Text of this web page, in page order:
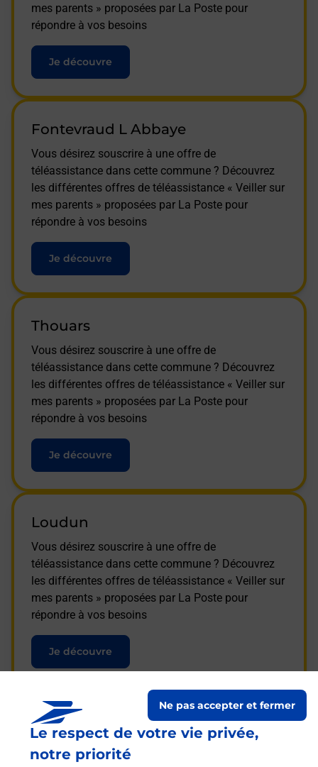
Le respect de votre vie privée,
notre priorité
Ne pas accepter et fermer
mes parents » proposées par La Poste pour
répondre à vos besoins
Je découvre
Fontevraud L Abbaye
Vous désirez souscrire à une offre de
téléassistance dans cette commune ? Découvrez
les différentes offres de téléassistance « Veiller sur
mes parents » proposées par La Poste pour
répondre à vos besoins
Je découvre
Thouars
Vous désirez souscrire à une offre de
téléassistance dans cette commune ? Découvrez
les différentes offres de téléassistance « Veiller sur
mes parents » proposées par La Poste pour
répondre à vos besoins
Je découvre
Loudun
Vous désirez souscrire à une offre de
téléassistance dans cette commune ? Découvrez
les différentes offres de téléassistance « Veiller sur
mes parents » proposées par La Poste pour
répondre à vos besoins
Je découvre
Questions fréquemment